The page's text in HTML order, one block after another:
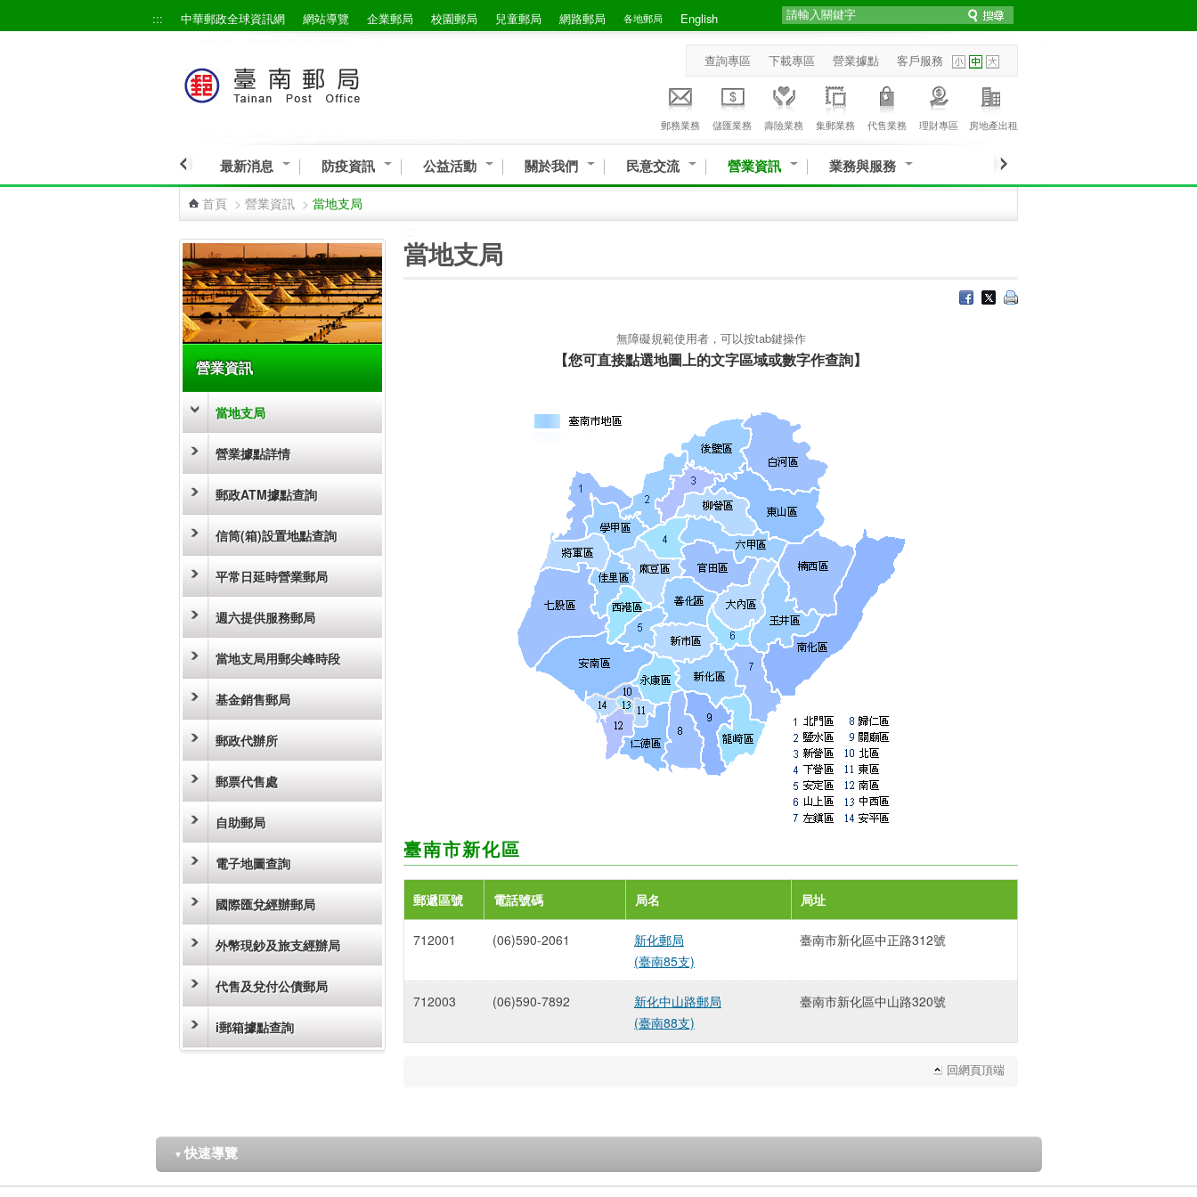
::: 中華郵政全球資訊網 網站導覽 企業郵局 校園郵局 兒童郵局 網路郵局 各地郵局 English
查詢專區 下載專區 營業據點 客戶服務
郵務業務 儲匯業務 壽險業務 集郵業務 代售業務 理財專區 房地產出租
最新消息 防疫資訊 公益活動 關於我們 民意交流 營業資訊 業務與服務
首頁 > 營業資訊 > 當地支局
營業資訊
當地支局
營業據點詳情
郵政ATM據點查詢
信筒(箱)設置地點查詢
平常日延時營業郵局
週六提供服務郵局
當地支局用郵尖峰時段
基金銷售郵局
郵政代辦所
郵票代售處
自助郵局
電子地圖查詢
國際匯兌經辦郵局
外幣現鈔及旅支經辦局
代售及兌付公債郵局
i郵箱據點查詢
當地支局
無障礙規範使用者，可以按tab鍵操作
【您可直接點選地圖上的文字區域或數字作查詢】
臺南市新化區
郵遞區號 電話號碼 局名 局址
712001 (06)590-2061
新化郵局
(臺南85支)
臺南市新化區中正路312號
712003 (06)590-7892
新化中山路郵局
(臺南88支)
臺南市新化區中山路320號
回網頁頂端
▼ 快速導覽